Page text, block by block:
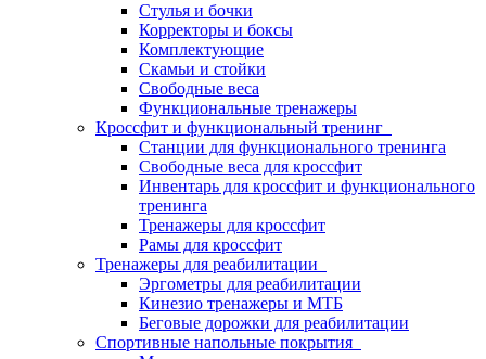
Стулья и бочки
Корректоры и боксы
Комплектующие
Скамьи и стойки
Свободные веса
Функциональные тренажеры
Кроссфит и функциональный тренинг
Станции для функционального тренинга
Свободные веса для кроссфит
Инвентарь для кроссфит и функционального
тренинга
Тренажеры для кроссфит
Рамы для кроссфит
Тренажеры для реабилитации
Эргометры для реабилитации
Кинезио тренажеры и МТБ
Беговые дорожки для реабилитации
Спортивные напольные покрытия